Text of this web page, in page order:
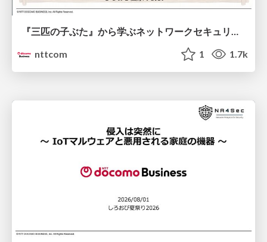
『三匹の子ぶた』から学ぶネットワークセキュリティの昔と今 / Network Security: Then and Now Through the Lens of The Three Little Pigs
nttcom
1 1.7k